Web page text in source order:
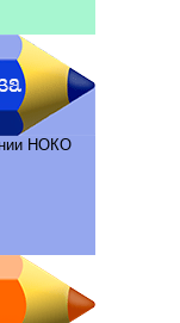
НОКО